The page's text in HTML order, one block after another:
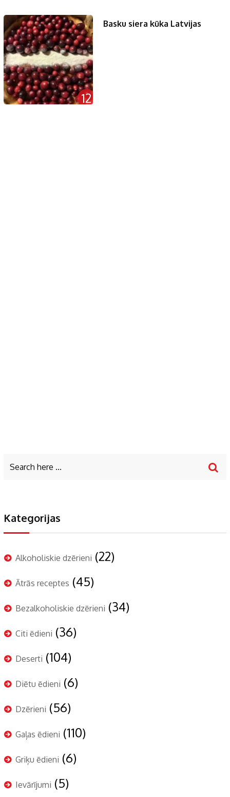
12
Basku siera kūka Latvijas
Kategorijas
Alkoholiskie dzērieni (22)
Ātrās receptes (45)
Bezalkoholiskie dzērieni (34)
Citi ēdieni (36)
Deserti (104)
Diētu ēdieni (6)
Dzērieni (56)
Gaļas ēdieni (110)
Griķu ēdieni (6)
Ievārījumi (5)